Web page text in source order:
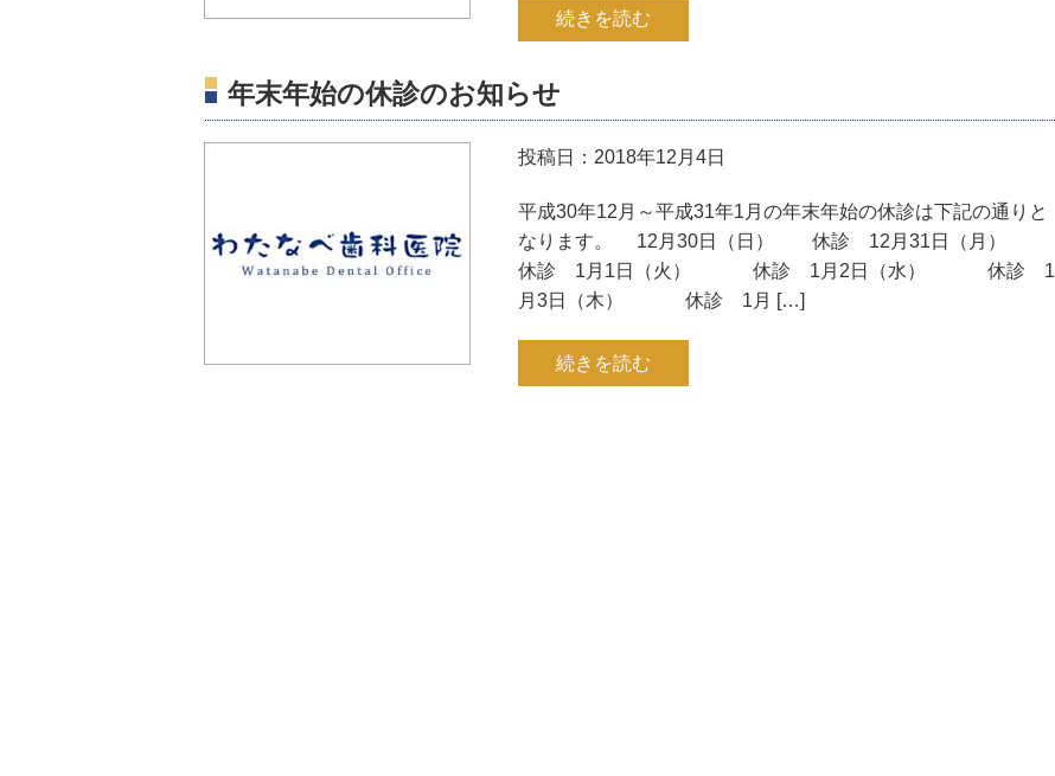
続きを読む
年末年始の休診のお知らせ
投稿日：2018年12月4日
平成30年12月～平成31年1月の年末年始の休診は下記の通りと
なります。 12月30日（日） 休診 12月31日（月）
休診 1月1日（火） 休診 1月2日（水） 休診 1
月3日（木） 休診 1月 […]
続きを読む